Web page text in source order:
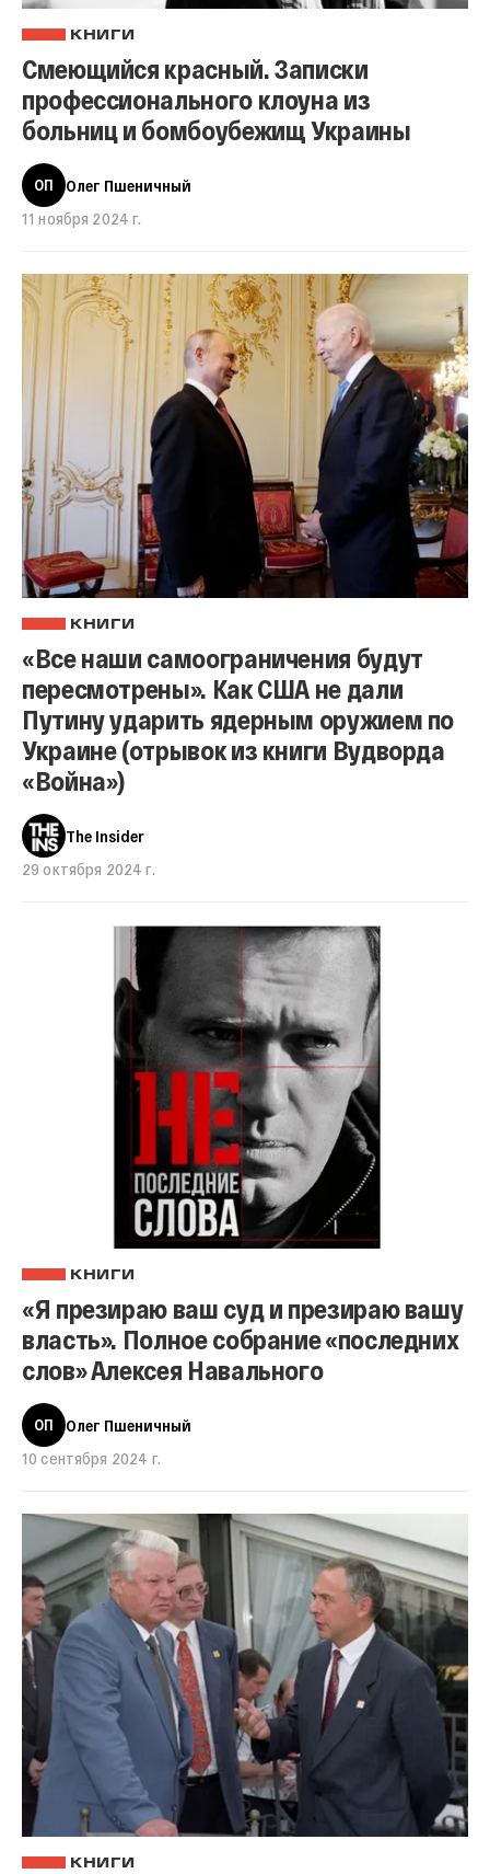
КНИГИ
Смеющийся красный. Записки
профессионального клоуна из
больниц и бомбоубежищ Украины
ОП
Олег Пшеничный
11 ноября 2024 г.
КНИГИ
«Все наши самоограничения будут
пересмотрены». Как США не дали
Путину ударить ядерным оружием по
Украине (отрывок из книги Вудворда
«Война»)
The Insider
29 октября 2024 г.
КНИГИ
«Я презираю ваш суд и презираю вашу
власть». Полное собрание «последних
слов» Алексея Навального
ОП
Олег Пшеничный
10 сентября 2024 г.
КНИГИ